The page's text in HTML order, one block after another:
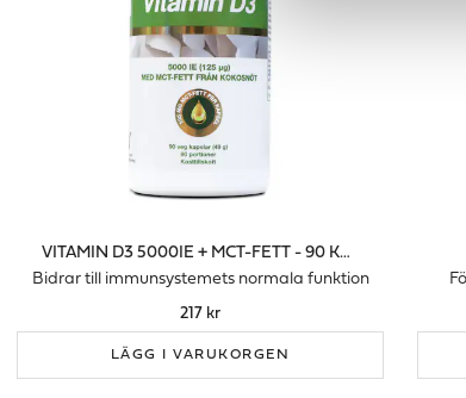
VITAMIN D3 5000IE + MCT-FETT - 90 KAPS
Bidrar till immunsystemets normala funktion
217 kr
LÄGG I VARUKORGEN